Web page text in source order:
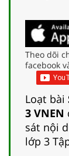
Theo dõi
facebook
Loạt bài
3 VNEN
sát nội
lớp 3